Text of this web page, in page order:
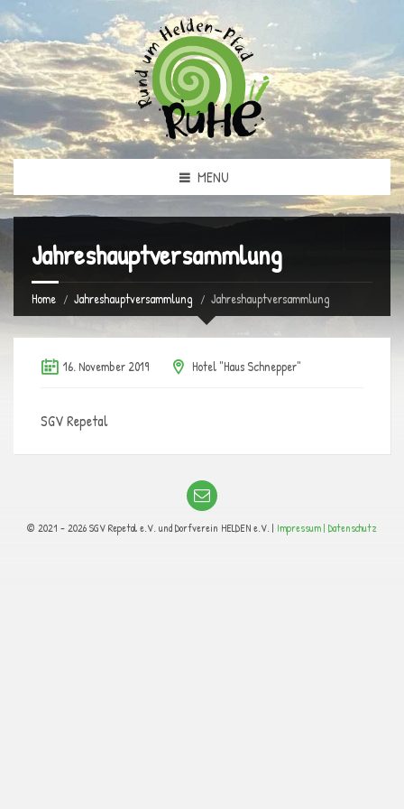
MENU
Jahreshauptversammlung
Home Jahreshauptversammlung Jahreshauptversammlung
16. November 2019 Hotel "Haus Schnepper"
SGV Repetal
© 2021 - 2026 SGV Repetal e.V. und Dorfverein HELDEN e.V. | Impressum | Datenschutz